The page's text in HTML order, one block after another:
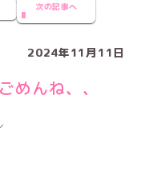
次の記事へ
2024年11月11日
めんね、、